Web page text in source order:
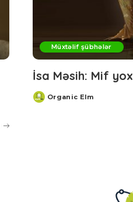
Müxtəlif şübhələr
İsa Məsih: Mif
Posted
Organic Elm